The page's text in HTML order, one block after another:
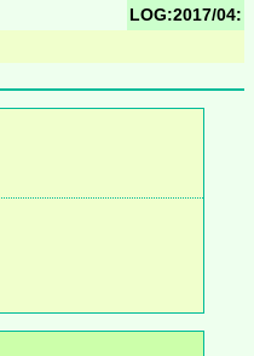
LOG:2017/04: